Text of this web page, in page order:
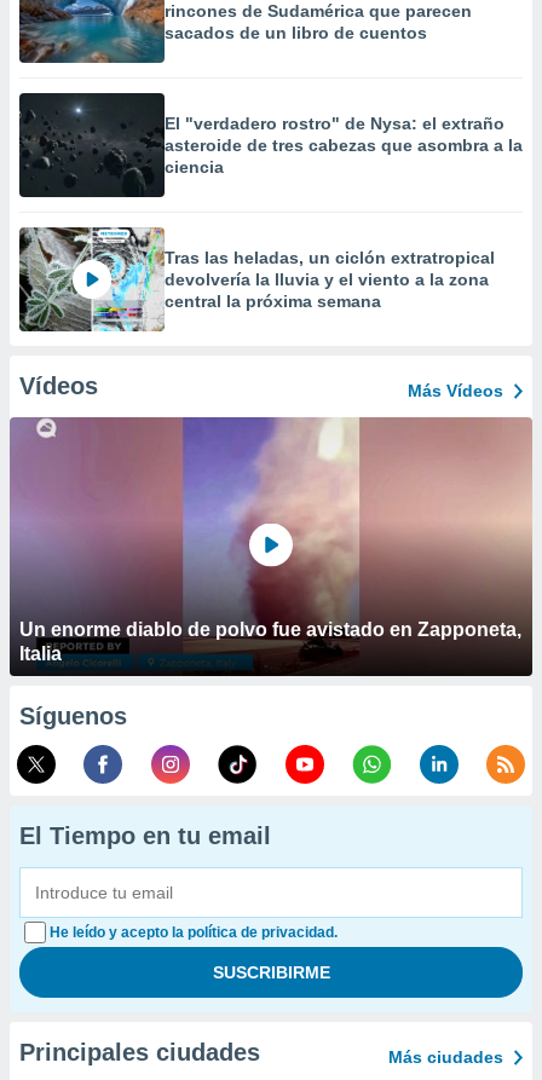
rincones de Sudamérica que parecen
sacados de un libro de cuentos
El "verdadero rostro" de Nysa: el extraño
asteroide de tres cabezas que asombra a la
ciencia
Tras las heladas, un ciclón extratropical
devolvería la lluvia y el viento a la zona
central la próxima semana
Vídeos Más Vídeos
Un enorme diablo de polvo fue avistado en Zapponeta,
Italia
Síguenos
El Tiempo en tu email
He leído y acepto la política de privacidad.
Principales ciudades Más ciudades